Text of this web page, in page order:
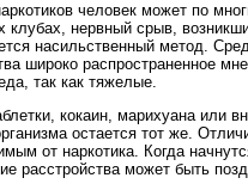
человек может по
клубах, нервный срыв,
насильственный метод.
широко распространенное
так как тяжелые.
кокаин, марихуана или
остается тот же.
от наркотика. Когда
расстройства может быть